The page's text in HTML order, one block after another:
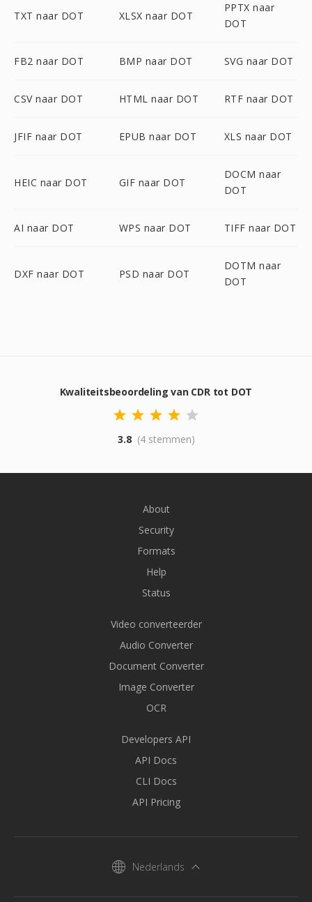
TXT naar DOT XLSX naar DOT
PPTX naar
DOT
FB2 naar DOT BMP naar DOT SVG naar DOT
CSV naar DOT HTML naar DOT RTF naar DOT
JFIF naar DOT EPUB naar DOT XLS naar DOT
HEIC naar DOT GIF naar DOT
DOCM naar
DOT
AI naar DOT WPS naar DOT TIFF naar DOT
DXF naar DOT PSD naar DOT
DOTM naar
DOT
Kwaliteitsbeoordeling van CDR tot DOT
3.8 (4 stemmen)
About
Security
Formats
Help
Status
Video converteerder
Audio Converter
Document Converter
Image Converter
OCR
Developers API
API Docs
CLI Docs
API Pricing
Nederlands